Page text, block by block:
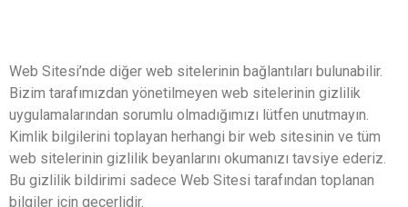
Web Sitesi’nde diğer web sitelerinin bağlantıları bulunabilir.
Bizim tarafımızdan yönetilmeyen web sitelerinin gizlilik
uygulamalarından sorumlu olmadığımızı lütfen unutmayın.
Kimlik bilgilerini toplayan herhangi bir web sitesinin ve tüm
web sitelerinin gizlilik beyanlarını okumanızı tavsiye ederiz.
Bu gizlilik bildirimi sadece Web Sitesi tarafından toplanan
bilgiler için geçerlidir.